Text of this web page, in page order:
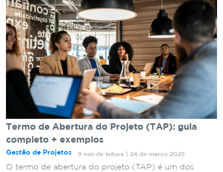
Termo de Abertura do Projeto (TAP): guia
completo + exemplos
Gestão de Projetos 9 min de leitura | 24 de março 2025
O termo de abertura do projeto (TAP) é um dos